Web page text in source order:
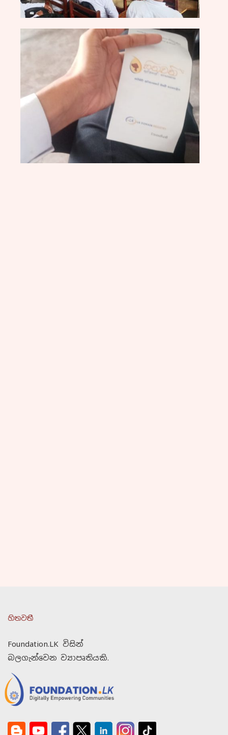
හිතවතී
Foundation.LK විසින්
බලගැන්වෙන ව්‍යාපෘතියකි.